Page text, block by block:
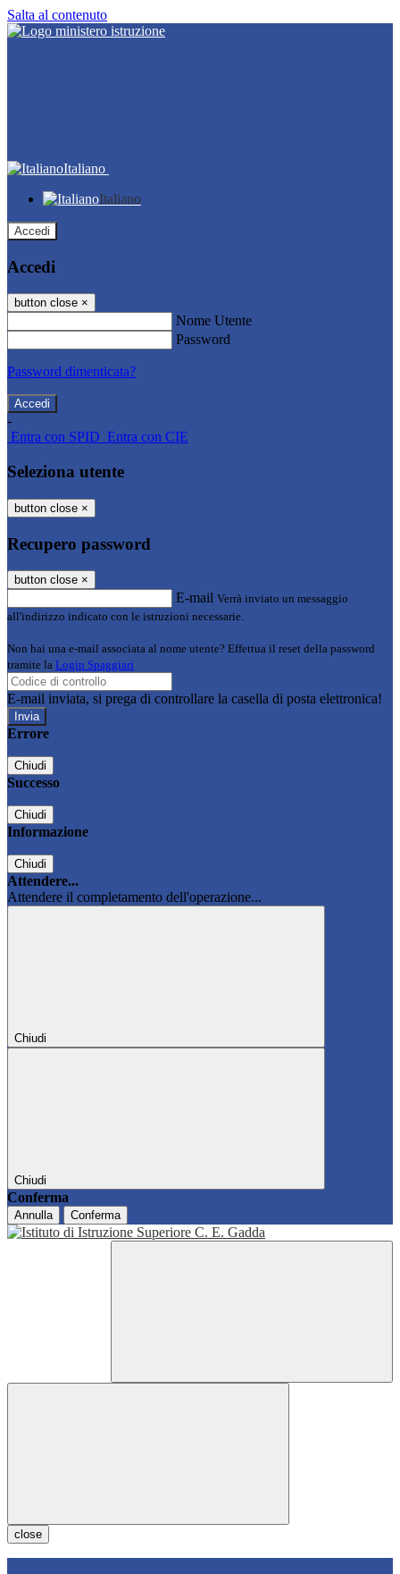
Salta al contenuto
Italiano
Italiano
Accedi
Accedi
button close ×
Nome Utente
Password
Password dimenticata?
-
Entra con SPID Entra con CIE
Seleziona utente
button close ×
Recupero password
button close ×
E-mail Verrà inviato un messaggio
all'indirizzo indicato con le istruzioni necessarie.
Non hai una e-mail associata al nome utente? Effettua il reset della password
tramite la Login Spaggiari
E-mail inviata, si prega di controllare la casella di posta elettronica!
Errore
Chiudi
Successo
Chiudi
Informazione
Chiudi
Attendere...
Attendere il completamento dell'operazione...
Chiudi
Chiudi
Conferma
Annulla Conferma
close